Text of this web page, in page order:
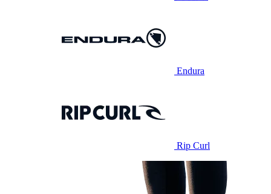
Endura
Rip Curl